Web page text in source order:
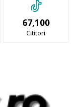
67,100
Cititori